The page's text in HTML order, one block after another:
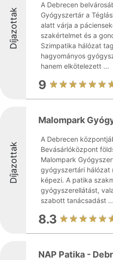
Díjazottak
A Debrecen
Gyógyszertár a
alatt várja a
szakértelmet és a
Szimpatika hálózat
hagyományos
hanem elkötelezett ...
9
Díjazottak
Malompark
A Debrecen
Bevásárlóközpont
Malompark
gyógyszertári hálózat
képezi. A patika
gyógyszerellátást,
szabott tanácsadást ...
8.3
NAP Patika -